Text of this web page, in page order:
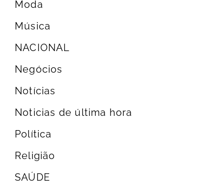
Moda
Música
NACIONAL
Negócios
Notícias
Noticias de última hora
Política
Religião
SAÚDE